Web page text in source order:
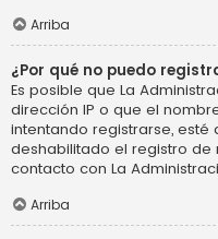
Arriba
¿Por qué no puedo
Es posible que La
dirección IP o que el
intentando registrarse,
deshabilitado el registro de
contacto con La
Arriba